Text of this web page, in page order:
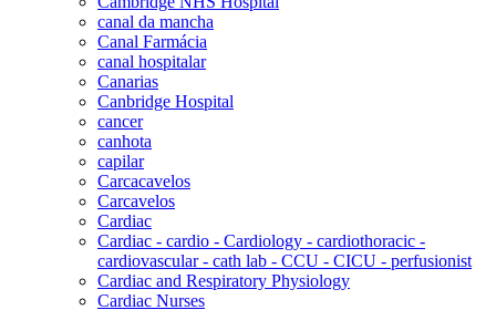
canal da mancha
Canal Farmácia
canal hospitalar
Canarias
Canbridge Hospital
cancer
canhota
capilar
Carcacavelos
Carcavelos
Cardiac
Cardiac - cardio - Cardiology - cardiothoracic -
cardiovascular - cath lab - CCU - CICU - perfusionist
Cardiac and Respiratory Physiology
Cardiac Nurses